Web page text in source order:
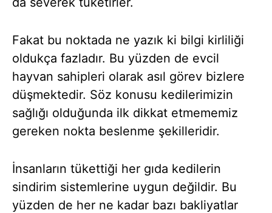
Fakat bu noktada ne yazık ki bilgi kirliliği
oldukça fazladır. Bu yüzden de evcil
hayvan sahipleri olarak asıl görev bizlere
düşmektedir. Söz konusu kedilerimizin
sağlığı olduğunda ilk dikkat etmememiz
gereken nokta beslenme şekilleridir.
İnsanların tükettiği her gıda kedilerin
sindirim sistemlerine uygun değildir. Bu
yüzden de her ne kadar bazı bakliyatlar